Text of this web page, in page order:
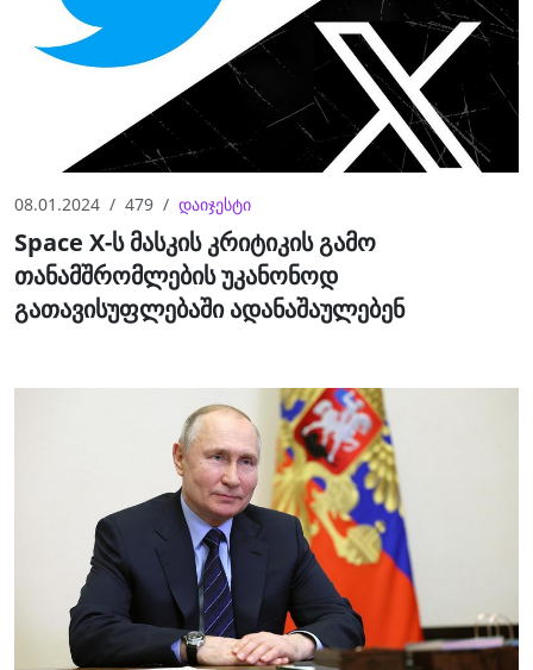
08.01.2024 479 დაიჯესტი
Space X-ს მასკის კრიტიკის გამო
თანამშრომლების უკანონოდ
გათავისუფლებაში ადანაშაულებენ